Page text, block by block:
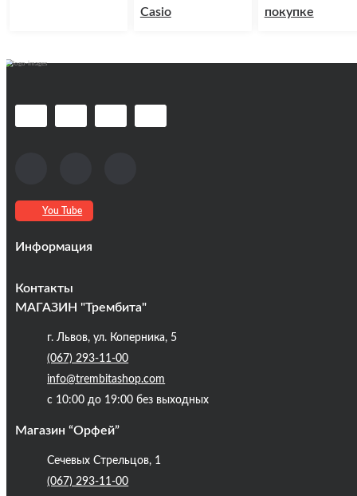
Casio
покупке
You Tube
Информация
Контакты
Публічна оферта
Бренди
Блог
Контакты
МАГАЗИН "Трембита"
г. Львов, ул. Коперника, 5
(067) 293-11-00
info@trembitashop.com
с 10:00 до 19:00 без выходных
Магазин “Орфей”
Сечевых Стрельцов, 1
(067) 293-11-00